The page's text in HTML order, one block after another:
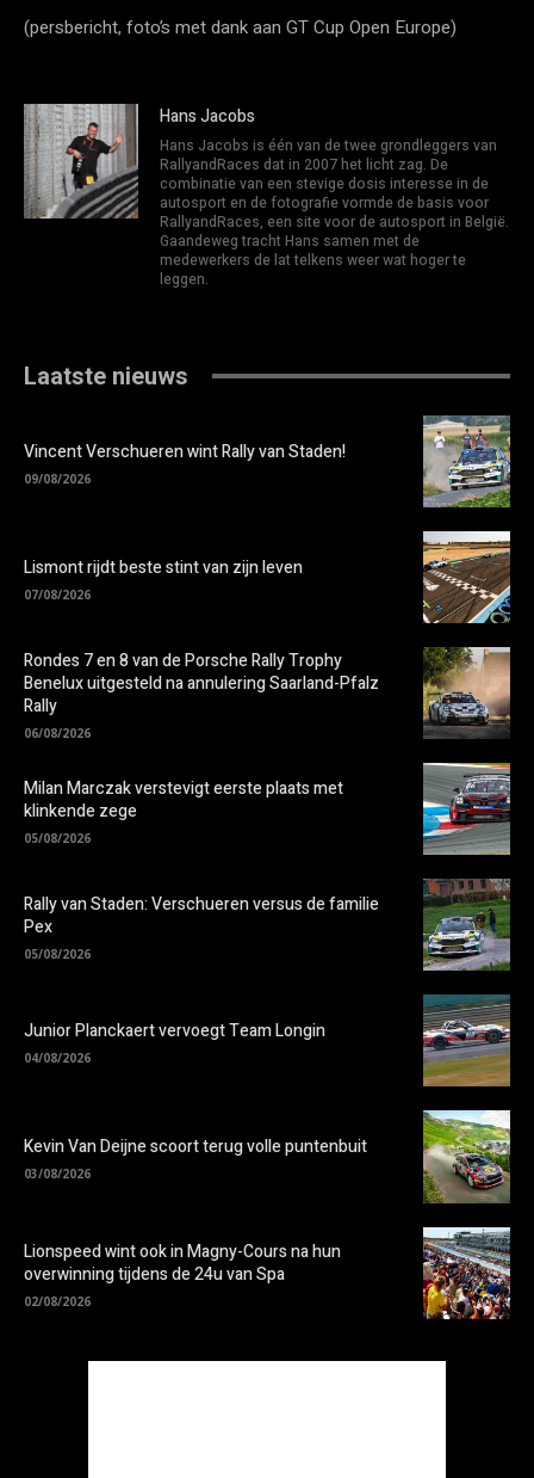
(persbericht, foto’s met dank aan GT Cup Open Europe)
Hans Jacobs
Hans Jacobs is één van de twee grondleggers van
RallyandRaces dat in 2007 het licht zag. De
combinatie van een stevige dosis interesse in de
autosport en de fotografie vormde de basis voor
RallyandRaces, een site voor de autosport in België.
Gaandeweg tracht Hans samen met de
medewerkers de lat telkens weer wat hoger te
leggen.
Laatste nieuws
Vincent Verschueren wint Rally van Staden!
09/08/2026
Lismont rijdt beste stint van zijn leven
07/08/2026
Rondes 7 en 8 van de Porsche Rally Trophy
Benelux uitgesteld na annulering Saarland-Pfalz
Rally
06/08/2026
Milan Marczak verstevigt eerste plaats met
klinkende zege
05/08/2026
Rally van Staden: Verschueren versus de familie
Pex
05/08/2026
Junior Planckaert vervoegt Team Longin
04/08/2026
Kevin Van Deijne scoort terug volle puntenbuit
03/08/2026
Lionspeed wint ook in Magny-Cours na hun
overwinning tijdens de 24u van Spa
02/08/2026